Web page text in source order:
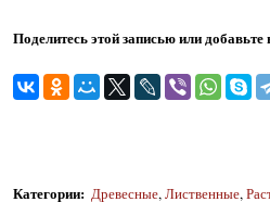
Поделитесь этой записью или добавьте
Категории: Древесные,Лиственные,